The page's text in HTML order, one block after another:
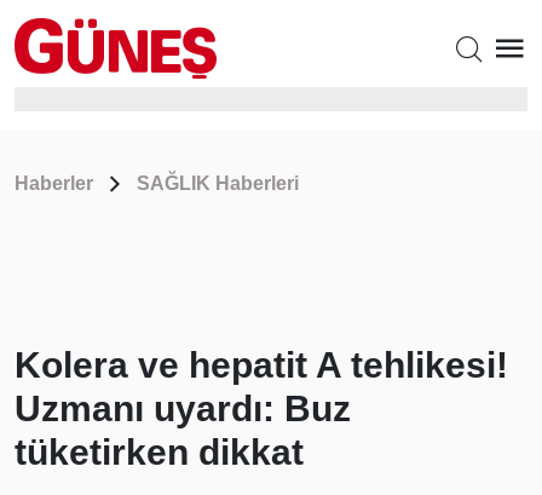
Haberler SAĞLIK Haberleri
Kolera ve hepatit A tehlikesi!
Uzmanı uyardı: Buz
tüketirken dikkat